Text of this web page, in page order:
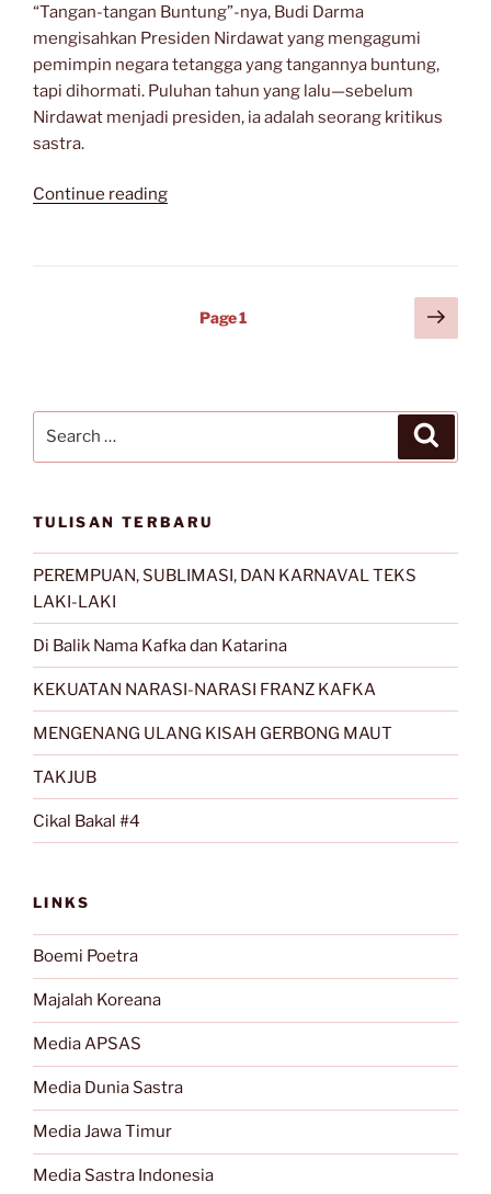
“Tangan-tangan Buntung”-nya, Budi Darma
mengisahkan Presiden Nirdawat yang mengagumi
pemimpin negara tetangga yang tangannya buntung,
tapi dihormati. Puluhan tahun yang lalu—sebelum
Nirdawat menjadi presiden, ia adalah seorang kritikus
sastra.
Continue reading“ORANG
NIRDAWAT”
Page1
Next
page
TULISAN TERBARU
PEREMPUAN, SUBLIMASI, DAN KARNAVAL TEKS
LAKI-LAKI
Di Balik Nama Kafka dan Katarina
KEKUATAN NARASI-NARASI FRANZ KAFKA
MENGENANG ULANG KISAH GERBONG MAUT
TAKJUB
Cikal Bakal #4
LINKS
Boemi Poetra
Majalah Koreana
Media APSAS
Media Dunia Sastra
Media Jawa Timur
Media Sastra Indonesia